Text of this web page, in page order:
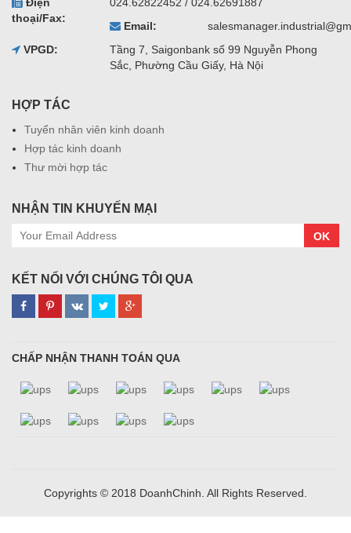
thoại/Fax:
Email:
VPGD:
Tầng 7, Saigonbank số 99 Nguyễn Phong
Sắc, Phường Cầu Giấy, Hà Nội
HỢP TÁC
Tuyển nhân viên kinh doanh
Hợp tác kinh doanh
Thư mời hợp tác
NHẬN TIN KHUYẾN MẠI
OK
KẾT NỐI VỚI CHÚNG TÔI QUA
CHẤP NHẬN THANH TOÁN QUA
Copyrights © 2018 DoanhChinh. All Rights Reserved.